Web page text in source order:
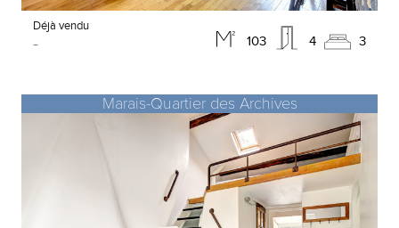
103 4 3
Déjà vendu
-
Marais-Quartier des Archives